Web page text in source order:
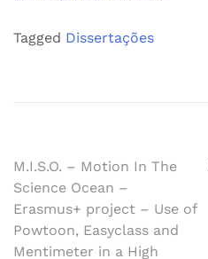
Tagged Dissertações
Navegação
de
artigos
M.I.S.O. – Motion In The
Science Ocean –
Erasmus+ project – Use of
Powtoon, Easyclass and
Mentimeter in a High